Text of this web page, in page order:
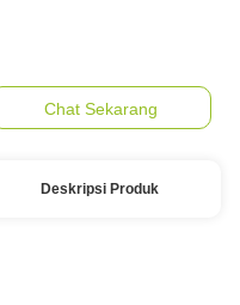
Chat Sekarang
Deskripsi Produk